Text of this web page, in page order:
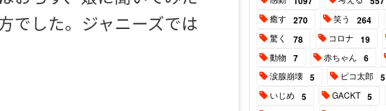
癒す 270 笑う 264
驚く 78 コロナ 19
動物 7 赤ちゃん 6
涙腺崩壊 5 ピコ太郎 5
いじめ 5 GACKT 5